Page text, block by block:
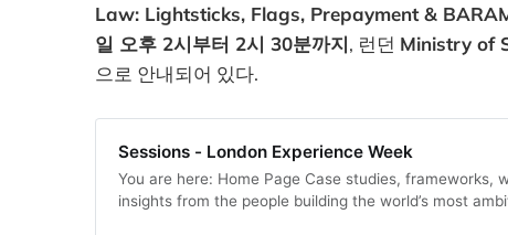
Law: Lightsticks, Flags, Prepayment &
일 오후 2시부터 2시 30분까지, 런던 Ministry of
으로 안내되어 있다.
Sessions - London Experience Week
You are here: Home Page Case studies, frameworks,
insights from the people building the world’s most